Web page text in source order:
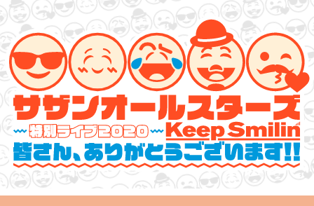
サザンオールスターズ 特別ライブ 2020